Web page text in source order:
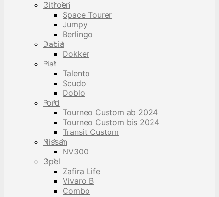
Citroen
Space Tourer
Jumpy
Berlingo
Dacia
Dokker
Fiat
Talento
Scudo
Doblo
Ford
Tourneo Custom ab 2024
Tourneo Custom bis 2024
Transit Custom
Nissan
NV300
Opel
Zafira Life
Vivaro B
Combo